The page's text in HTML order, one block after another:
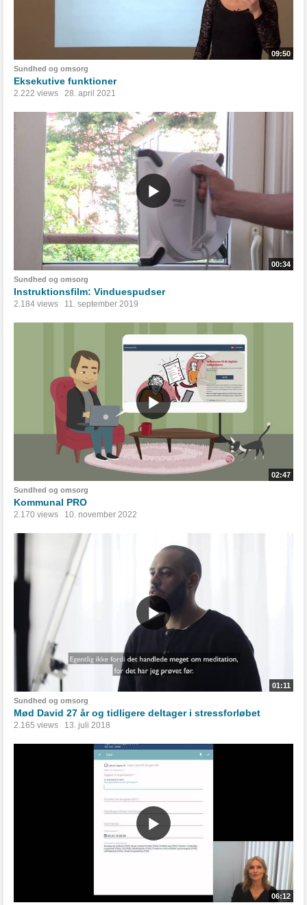
09:50
Sundhed og omsorg
Eksekutive funktioner
2.222 views 28. april 2021
00:34
Sundhed og omsorg
Instruktionsfilm: Vinduespudser
2.184 views 11. september 2019
02:47
Sundhed og omsorg
Kommunal PRO
2.170 views 10. november 2022
01:11
Sundhed og omsorg
Mød David 27 år og tidligere deltager i stressforløbet
2.165 views 13. juli 2018
06:12